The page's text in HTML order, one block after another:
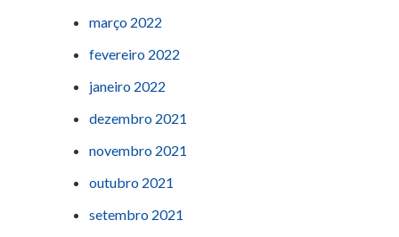
março 2022
fevereiro 2022
janeiro 2022
dezembro 2021
novembro 2021
outubro 2021
setembro 2021